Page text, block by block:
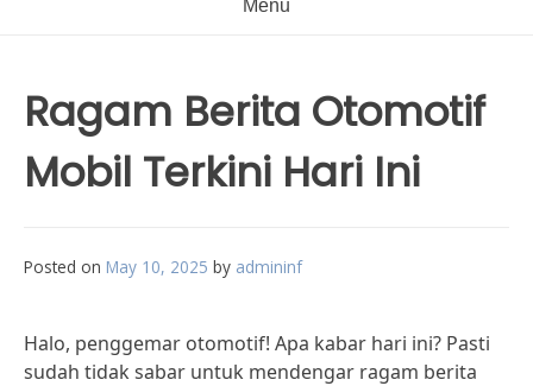
Menu
Ragam Berita Otomotif
Mobil Terkini Hari Ini
Posted on May 10, 2025 by admininf
Halo, penggemar otomotif! Apa kabar hari ini? Pasti
sudah tidak sabar untuk mendengar ragam berita